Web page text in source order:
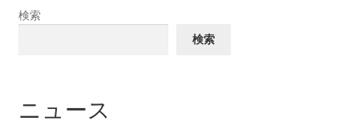
検索
検索
ニュース